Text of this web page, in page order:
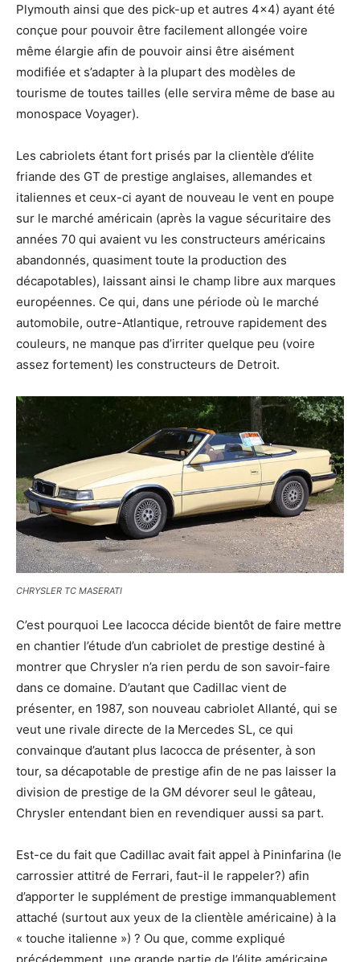
Plymouth ainsi que des pick-up et autres 4×4) ayant été
conçue pour pouvoir être facilement allongée voire
même élargie afin de pouvoir ainsi être aisément
modifiée et s’adapter à la plupart des modèles de
tourisme de toutes tailles (elle servira même de base au
monospace Voyager).
Les cabriolets étant fort prisés par la clientèle d’élite
friande des GT de prestige anglaises, allemandes et
italiennes et ceux-ci ayant de nouveau le vent en poupe
sur le marché américain (après la vague sécuritaire des
années 70 qui avaient vu les constructeurs américains
abandonnés, quasiment toute la production des
décapotables), laissant ainsi le champ libre aux marques
européennes. Ce qui, dans une période où le marché
automobile, outre-Atlantique, retrouve rapidement des
couleurs, ne manque pas d’irriter quelque peu (voire
assez fortement) les constructeurs de Detroit.
CHRYSLER TC MASERATI
C’est pourquoi Lee Iacocca décide bientôt de faire mettre
en chantier l’étude d’un cabriolet de prestige destiné à
montrer que Chrysler n’a rien perdu de son savoir-faire
dans ce domaine. D’autant que Cadillac vient de
présenter, en 1987, son nouveau cabriolet Allanté, qui se
veut une rivale directe de la Mercedes SL, ce qui
convainque d’autant plus Iacocca de présenter, à son
tour, sa décapotable de prestige afin de ne pas laisser la
division de prestige de la GM dévorer seul le gâteau,
Chrysler entendant bien en revendiquer aussi sa part.
Est-ce du fait que Cadillac avait fait appel à Pininfarina (le
carrossier attitré de Ferrari, faut-il le rappeler?) afin
d’apporter le supplément de prestige immanquablement
attaché (surtout aux yeux de la clientèle américaine) à la
« touche italienne ») ? Ou que, comme expliqué